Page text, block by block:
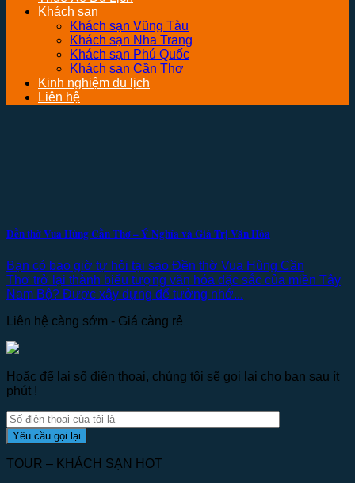
Khách sạn
Khách sạn Vũng Tàu
Khách sạn Nha Trang
Khách sạn Phú Quốc
Khách sạn Cần Thơ
Kinh nghiệm du lịch
Liên hệ
Đền thờ Vua Hùng Cần Thơ – Ý Nghĩa và Giá Trị Văn Hóa
Bạn có bao giờ tự hỏi tại sao Đền thờ Vua Hùng Cần
Thơ trở lại thành biểu tượng văn hóa đặc sắc của miền Tây
Nam Bộ? Được xây dựng để tưởng nhớ...
Liên hệ càng sớm - Giá càng rẻ
Hoặc để lại số điện thoại, chúng tôi sẽ gọi lại cho bạn sau ít
phút !
TOUR – KHÁCH SẠN HOT